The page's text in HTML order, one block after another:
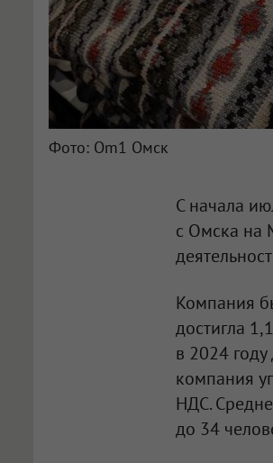
Фото: Om1 Омск
С начала
с Омска на
Компания
достигла
в 2024
компания
НДС.
до 34